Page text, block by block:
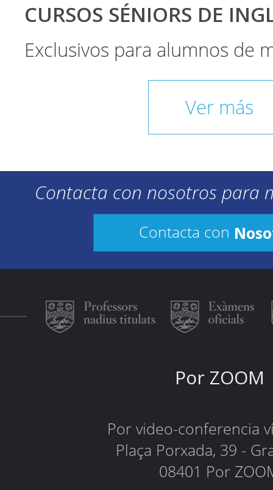
CURSOS SÉNIORS DE
Exclusivos para alumnos de
Ver más
Contacta con nosotros para
Contacta con
Por ZOOM
Por video-conferencia
Plaça Porxada, 39 -
08401 Por